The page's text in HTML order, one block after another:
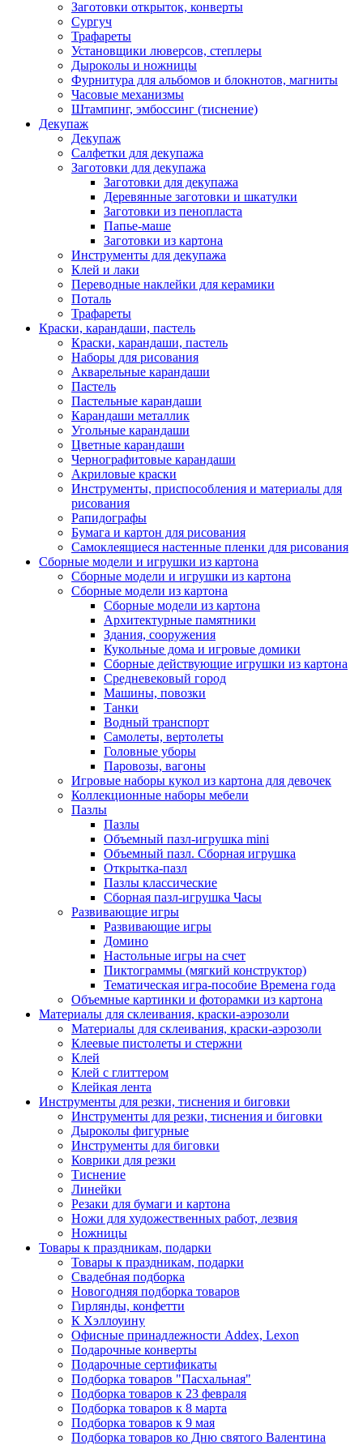
Заготовки открыток, конверты
Сургуч
Трафареты
Установщики люверсов, степлеры
Дыроколы и ножницы
Фурнитура для альбомов и блокнотов, магниты
Часовые механизмы
Штампинг, эмбоссинг (тиснение)
Декупаж
Декупаж
Салфетки для декупажа
Заготовки для декупажа
Заготовки для декупажа
Деревянные заготовки и шкатулки
Заготовки из пенопласта
Папье-маше
Заготовки из картона
Инструменты для декупажа
Клей и лаки
Переводные наклейки для керамики
Поталь
Трафареты
Краски, карандаши, пастель
Краски, карандаши, пастель
Наборы для рисования
Акварельные карандаши
Пастель
Пастельные карандаши
Карандаши металлик
Угольные карандаши
Цветные карандаши
Чернографитовые карандаши
Акриловые краски
Инструменты, приспособления и материалы для
рисования
Рапидографы
Бумага и картон для рисования
Самоклеящиеся настенные пленки для рисования
Сборные модели и игрушки из картона
Сборные модели и игрушки из картона
Сборные модели из картона
Сборные модели из картона
Архитектурные памятники
Здания, сооружения
Кукольные дома и игровые домики
Сборные действующие игрушки из картона
Средневековый город
Машины, повозки
Танки
Водный транспорт
Самолеты, вертолеты
Головные уборы
Паровозы, вагоны
Игровые наборы кукол из картона для девочек
Коллекционные наборы мебели
Пазлы
Пазлы
Объемный пазл-игрушка mini
Объемный пазл. Сборная игрушка
Открытка-пазл
Пазлы классические
Сборная пазл-игрушка Часы
Развивающие игры
Развивающие игры
Домино
Настольные игры на счет
Пиктограммы (мягкий конструктор)
Тематическая игра-пособие Времена года
Объемные картинки и фоторамки из картона
Материалы для склеивания, краски-аэрозоли
Материалы для склеивания, краски-аэрозоли
Клеевые пистолеты и стержни
Клей
Клей с глиттером
Клейкая лента
Инструменты для резки, тиснения и биговки
Инструменты для резки, тиснения и биговки
Дыроколы фигурные
Инструменты для биговки
Коврики для резки
Тиснение
Линейки
Резаки для бумаги и картона
Ножи для художественных работ, лезвия
Ножницы
Товары к праздникам, подарки
Товары к праздникам, подарки
Свадебная подборка
Новогодняя подборка товаров
Гирлянды, конфетти
К Хэллоуину
Офисные принадлежности Addex, Lexon
Подарочные конверты
Подарочные сертификаты
Подборка товаров "Пасхальная"
Подборка товаров к 23 февраля
Подборка товаров к 8 марта
Подборка товаров к 9 мая
Подборка товаров ко Дню святого Валентина